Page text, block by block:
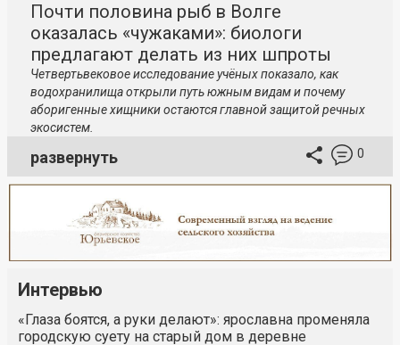
Почти половина рыб в Волге
оказалась «чужаками»: биологи
предлагают делать из них шпроты
Четвертьвековое исследование учёных показало, как
водохранилища открыли путь южным видам и почему
аборигенные хищники остаются главной защитой речных
экосистем.
развернуть 0
Интервью
«Глаза боятся, а руки делают»: ярославна променяла
городскую суету на старый дом в деревне